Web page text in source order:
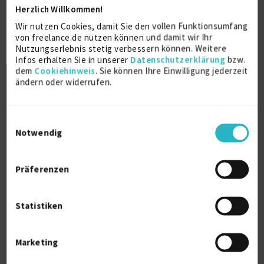
Herzlich Willkommen!
Wir nutzen Cookies, damit Sie den vollen Funktionsumfang
von freelance.de nutzen können und damit wir Ihr
Nutzungserlebnis stetig verbessern können. Weitere
Infos erhalten Sie in unserer Datenschutzerklärung bzw.
dem Cookiehinweis. Sie können Ihre Einwilligung jederzeit
ändern oder widerrufen.
Notwendig
Präferenzen
Statistiken
Marketing
Über mich
Verfügbar für:
• Remote-Unterstützung
• Projektarbeit
Ich unterstütze kleine und mittelständische
strukturierten Pflege, Organisation und Verwaltung
ihres CRM-Systems sowie bei administrativen und
Als Industriekauffrau bringe ich Erfahrung in
kaufmännischen Abläufen, Kundenkommunikation,
Datenorganisation und digitaler Büroorganisation
mit. Mein Fokus liegt darauf, CRM-Systeme
übersichtlich, aktuell und alltagstauglich zu halten,